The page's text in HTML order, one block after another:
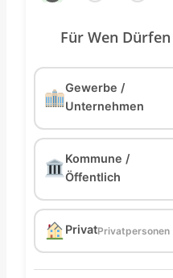
Für Wen
Gewerbe /
Unternehmen
Kommune /
Öffentlich
PrivatPrivatpersonen